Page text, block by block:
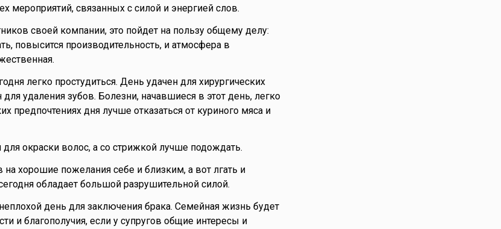
мероприятий, связанных с силой и энергией слов.
своей компании, это пойдет на пользу общему делу:
повысится производительность, и атмосфера в
легко простудиться. День удачен для хирургических
для удаления зубов. Болезни, начавшиеся в этот день, легко
предпочтениях дня лучше отказаться от куриного мяса и
окраски волос, а со стрижкой лучше подождать.
на хорошие пожелания себе и близким, а вот лгать и
обладает большой разрушительной силой.
неплохой день для заключения брака. Семейная жизнь будет
и благополучия, если у супругов общие интересы и